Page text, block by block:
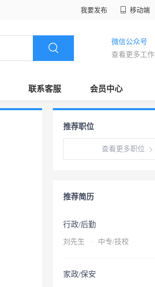
我要发布 移动端
微信公众号
查看更多工作
联系客服 会员中心
推荐职位
查看更多职位
推荐简历
行政/后勤
刘先生 · 中专/技校
家政/保安